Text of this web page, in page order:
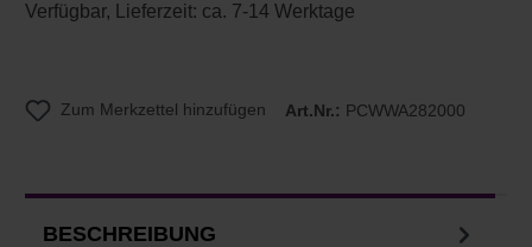
Verfügbar, Lieferzeit: ca. 7-14 Werktage
Zum Merkzettel hinzufügen Art.Nr.: PCWWA282000
BESCHREIBUNG